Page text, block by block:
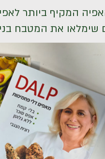
המקיף ביותר
את המטבח